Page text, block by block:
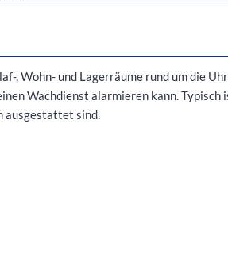
, Wohn- und Lagerräume rund um die
Wachdienst alarmieren kann.
ausgestattet sind.